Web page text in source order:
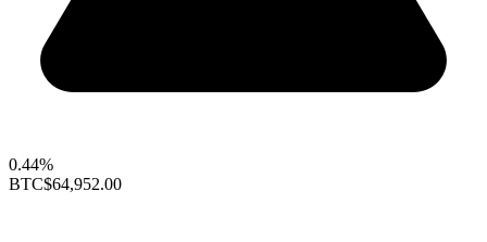
0.44%
BTC$64,952.00